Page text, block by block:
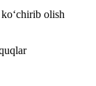
olish